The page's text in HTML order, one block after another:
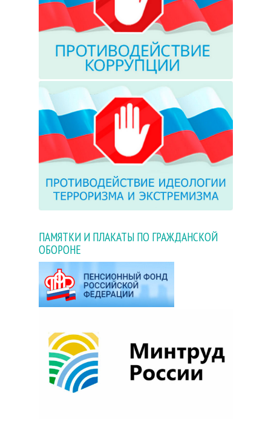
ПАМЯТКИ И ПЛАКАТЫ ПО ГРАЖДАНСКОЙ
ОБОРОНЕ